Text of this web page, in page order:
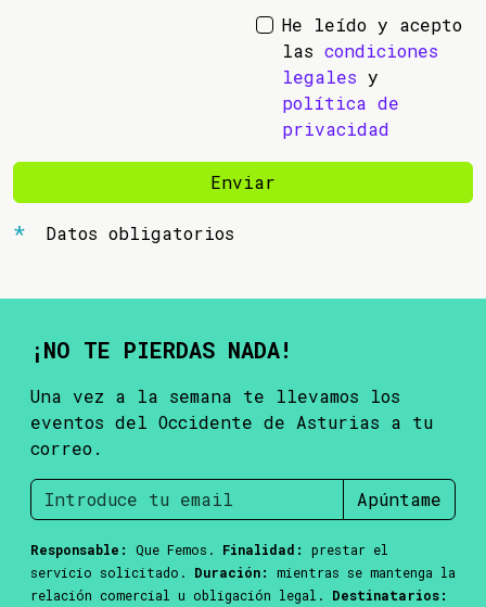
He leído y acepto
las condiciones
legales y
política de
privacidad
Enviar
Datos obligatorios
¡NO TE PIERDAS NADA!
Una vez a la semana te llevamos los
eventos del Occidente de Asturias a tu
correo.
Apúntame
Responsable: Que Femos. Finalidad:
prestar el
servicio solicitado. Duración:
mientras se mantenga la
relación comercial u obligación legal. Destinatarios: